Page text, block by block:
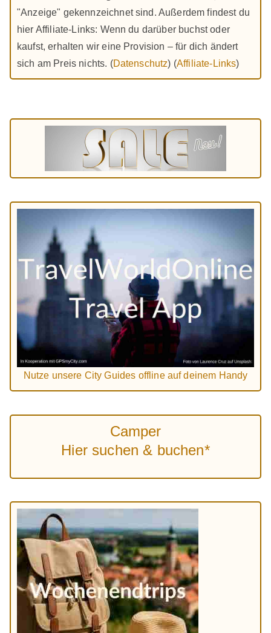
"Anzeige" gekennzeichnet sind. Außerdem findest du
hier Affiliate-Links: Wenn du darüber buchst oder
kaufst, erhalten wir eine Provision – für dich ändert
sich am Preis nichts. (Datenschutz) (Affiliate-Links)
Nutze unsere City Guides offline auf deinem Handy
Camper
Hier suchen & buchen*